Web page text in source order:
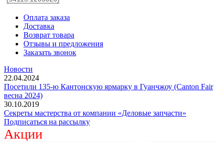
Оплата заказа
Доставка
Возврат товара
Отзывы и предложения
Заказать звонок
Новости
22.04.2024
Посетили 135-ю Кантонскую ярмарку в Гуанчжоу (Canton Fair
весна 2024)
30.10.2019
Секреты мастерства от компании «Деловые запчасти»
Подписаться на рассылку
Акции